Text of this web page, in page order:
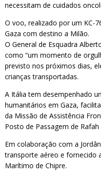
necessitam de cuidados
O voo, realizado por um KC-
Gaza com destino a Milão.
O General de Esquadra
como “um momento de
previsto nos próximos dias,
crianças transportadas.
A Itália tem desempenhado
humanitários em Gaza,
da Missão de Assistência
Posto de Passagem de Rafah
Em colaboração com a
transporte aéreo e fornecido
Marítimo de Chipre.